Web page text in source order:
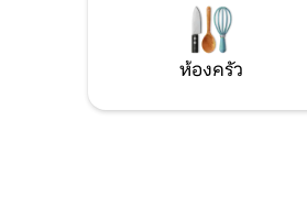
สวนขนาดใหญ่เพื่อความสะดว
ความสนุกสนาน มีเตียง 3 หลัง
หลังคาและมีเตียงโซฟาอยู่ที่ชั้
เครื่องซักผ้า และมีจักรยานให้
สัมผัสประสบการณ์ Liptov ใน
ห้องครัว